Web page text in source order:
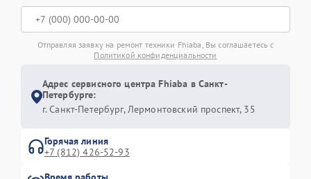
Отправляя заявку на ремонт техники Fhiaba, Вы соглашаетесь с
Политикой конфиденциальности
Адрес сервисного центра Fhiaba в Санкт-
Петербурге:
г. Санкт-Петербург, Лермонтовский проспект, 35
Горячая линия
+7 (812) 426-52-93